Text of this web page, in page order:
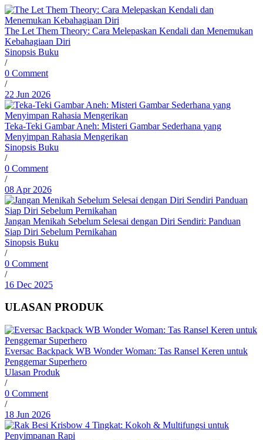
The Let Them Theory: Cara Melepaskan Kendali dan Menemukan
Kebahagiaan Diri
Sinopsis Buku
/
0 Comment
/
22 Jun 2026
Teka-Teki Gambar Aneh: Misteri Gambar Sederhana yang
Menyimpan Rahasia Mengerikan
Sinopsis Buku
/
0 Comment
/
08 Apr 2026
Jangan Menikah Sebelum Selesai dengan Diri Sendiri: Panduan
Siap Diri Sebelum Pernikahan
Sinopsis Buku
/
0 Comment
/
16 Dec 2025
ULASAN PRODUK
Eversac Backpack WB Wonder Woman: Tas Ransel Keren untuk
Penggemar Superhero
Ulasan Produk
/
0 Comment
/
18 Jun 2026